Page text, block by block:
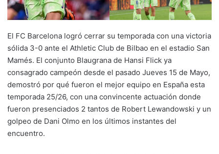
El FC Barcelona logró cerrar su temporada con una victoria
sólida 3-0 ante el Athletic Club de Bilbao en el estadio San
Mamés. El conjunto Blaugrana de Hansi Flick ya
consagrado campeón desde el pasado Jueves 15 de Mayo,
demostró por qué fueron el mejor equipo en España esta
temporada 25/26, con una convincente actuación donde
fueron presenciados 2 tantos de Robert Lewandowski y un
golpeo de Dani Olmo en los últimos instantes del
encuentro.